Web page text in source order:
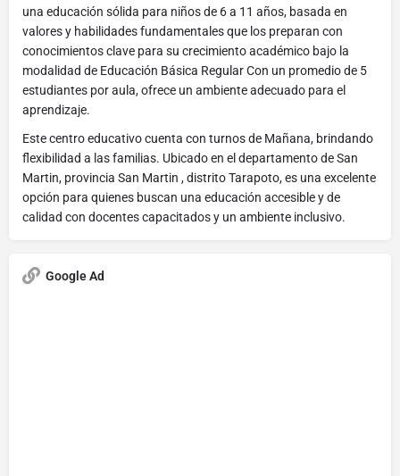
una educación sólida para niños de 6 a 11 años, basada en
valores y habilidades fundamentales que los preparan con
conocimientos clave para su crecimiento académico bajo la
modalidad de Educación Básica Regular Con un promedio de 5
estudiantes por aula, ofrece un ambiente adecuado para el
aprendizaje.
Este centro educativo cuenta con turnos de Mañana, brindando
flexibilidad a las familias. Ubicado en el departamento de San
Martin, provincia San Martin , distrito Tarapoto, es una excelente
opción para quienes buscan una educación accesible y de
calidad con docentes capacitados y un ambiente inclusivo.
Google Ad